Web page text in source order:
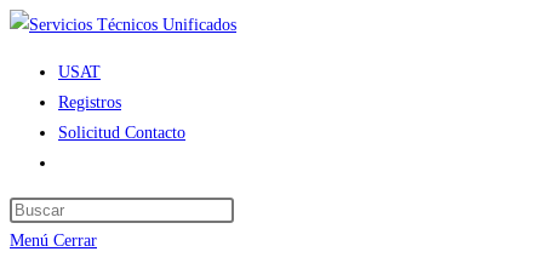
Ir
contenido
USAT
Registros
Solicitud Contacto
de
la
Menú Cerrar